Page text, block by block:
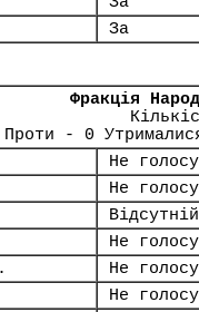
За
Фракція
- 0
Не
Не
Відсутній
Не
Не
Не